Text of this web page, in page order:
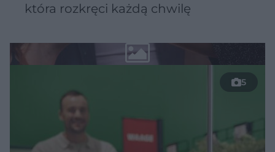
która rozkręci każdą chwilę
5